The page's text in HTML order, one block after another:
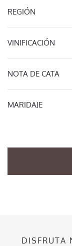
REGIÓN
VINIFICACIÓN
NOTA DE CATA
MARIDAJE
DISFRUTA